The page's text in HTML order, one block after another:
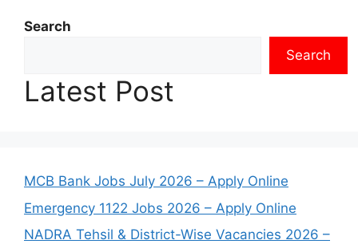
Search
Search
Latest Post
MCB Bank Jobs July 2026 – Apply Online
Emergency 1122 Jobs 2026 – Apply Online
NADRA Tehsil & District-Wise Vacancies 2026 –